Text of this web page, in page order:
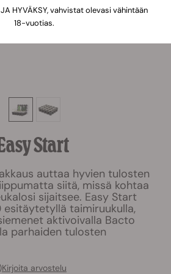
Start
auttaa hyvien tulosten
siitä, missä kohtaa
sijaitsee. Easy Start
esitäytetyllä taimiruukulla,
aktivoivalla Bacto
parhaiden tulosten
Kirjoita arvostelu
HYVÄKSY, vahvistat olevasi vähintään
18-vuotias.